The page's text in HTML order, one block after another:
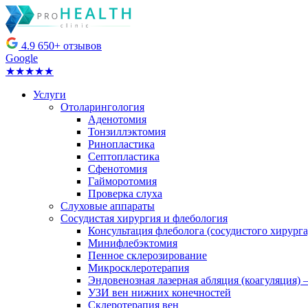
4.9 650+ отзывов
Google
★★★★★
Услуги
Отоларингология
Аденотомия
Тонзиллэктомия
Ринопластика
Септопластика
Сфенотомия
Гайморотомия
Проверка слуха
Слуховые аппараты
Сосудистая хирургия и флебология
Консультация флеболога (сосудистого
Минифлебэктомия
Пенное склерозирование
Микросклеротерапия
Эндовенозная лазерная абляция
УЗИ вен нижних конечностей
Склеротерапия вен